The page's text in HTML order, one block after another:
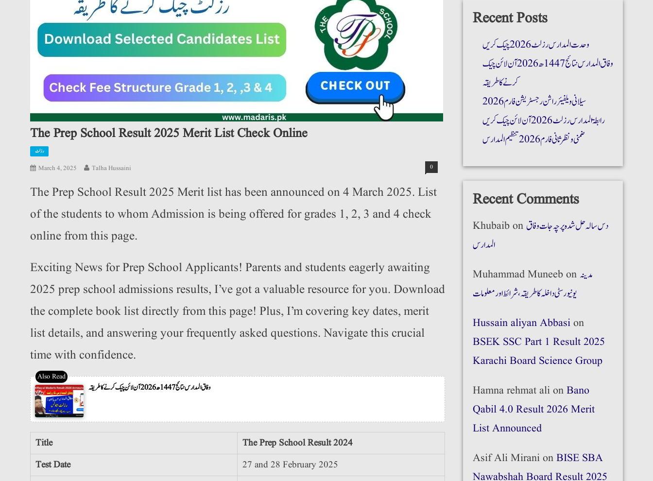
The Prep School Result 2025 Merit List Check Online
رزلٹ
March 4, 2025 Talha Hussaini 0
The Prep School Result 2025 Merit list has been announced on 4 March 2025. List
of the students to whom Admission is being offered for grades 1, 2, 3 and 4 check
online from this page.
Exciting News for Prep School Applicants! Parents and students eagerly awaiting
2025 prep school admissions results, I’ve got a valuable resource for you. Download
the complete book list directly from this page! Plus, I’m covering key dates, merit
list details, and answering your frequently asked questions. Navigate this crucial
time with confidence.
وفاق المدارس نتائج 1447ھ 2026 آن لائن چیک کرنے کا طریقہ
Title
The Prep School Result 2024
Test Date
27 and 28 February 2025
Recent Posts
وحدت المدارس رزلٹ 2026 چیک کریں
وفاق المدارس نتائج 1447ھ 2026 آن لائن چیک
کرنے کا طریقہ
سیلانی ویلفیئر راشن رجسٹریشن فارم 2026
رابطۃ المدارس رزلٹ 2026 آن لائن چیک کریں
ضمنی و نظر ثانی فارم 2026 تنظیم المدارس
Recent Comments
Khubaibon دس سالہ حل شدہ پرچہ جات وفاق
المدارس
Muhammad Muneebon مدینہ
یونیورسٹی داخلہ کا طریقہ،شرائط اور معلومات
Hussain aliyan Abbasion
BSEK SSC Part 1 Result 2025
Karachi Board Science Group
Hamna rehmat alionBano
Qabil 4.0 Result 2026 Merit
List Announced
Asif Ali MiranionBISE SBA
Nawabshah Board Result 2025